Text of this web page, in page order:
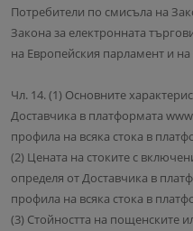
Потребители по смисъла на
Закона за електронната
на Европейския парламент и
Чл. 14. (1) Основните
Доставчика в платформата
профила на всяка стока в
(2) Цената на стоките с
определя от Доставчика в
профила на всяка стока в
(3) Стойността на пощенските